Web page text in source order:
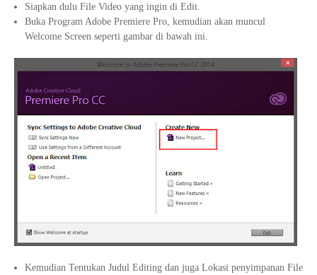
Siapkan dulu File Video yang ingin di Edit.
Buka Program Adobe Premiere Pro, kemudian akan muncul
Welcome Screen seperti gambar di bawah ini.
Kemudian Tentukan Judul Editing dan juga Lokasi penyimpanan File